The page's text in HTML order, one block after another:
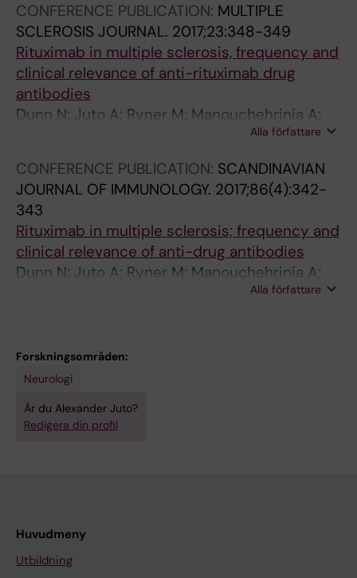
CONFERENCE PUBLICATION: MULTIPLE
SCLEROSIS JOURNAL. 2017;23:348-349
Rituximab in multiple sclerosis, frequency and
clinical relevance of anti-rituximab drug
antibodies
Dunn N; Juto A; Ryner M; Manouchehrinia A;
Piccoli L; Fink K; Piehl F; Fogdell-Hahn A
Alla författare
CONFERENCE PUBLICATION: SCANDINAVIAN
JOURNAL OF IMMUNOLOGY. 2017;86(4):342-
343
Rituximab in multiple sclerosis; frequency and
clinical relevance of anti-drug antibodies
Dunn N; Juto A; Ryner M; Manouchehrinia A;
Piccoli L; Fink K; Piehl F; Fogdell-Hahn A
Alla författare
Forskningsområden:
Neurologi
Är du Alexander Juto?
Redigera din profil
Huvudmeny
Utbildning